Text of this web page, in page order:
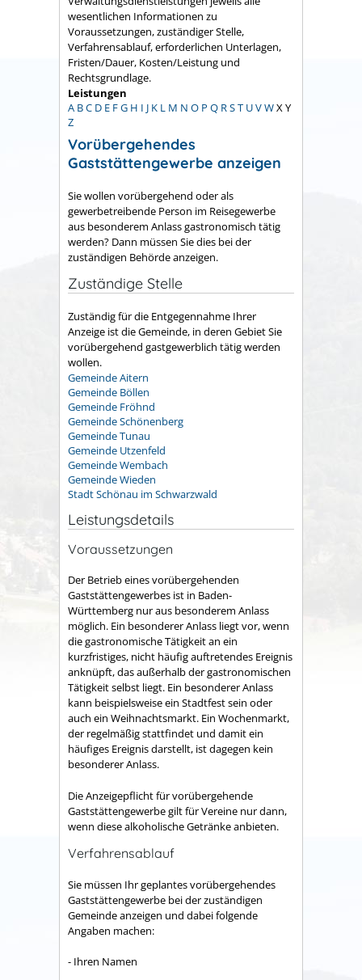
wesentlichen Informationen zu
Voraussetzungen, zuständiger Stelle,
Verfahrensablauf, erforderlichen Unterlagen,
Fristen/Dauer, Kosten/Leistung und
Rechtsgrundlage.
Leistungen
A BC D E FG H I J K L M N O P Q RST UVWX Y
Z
Vorübergehendes
Gaststättengewerbe anzeigen
Sie wollen vorübergehend oder als
gewerbetreibende Person im Reisegewerbe
aus besonderem Anlass gastronomisch tätig
werden? Dann müssen Sie dies bei der
zuständigen Behörde anzeigen.
Zuständige Stelle
Zuständig für die Entgegennahme Ihrer
Anzeige ist die Gemeinde, in deren Gebiet Sie
vorübergehend gastgewerblich tätig werden
wollen.
Gemeinde Aitern
Gemeinde Böllen
Gemeinde Fröhnd
Gemeinde Schönenberg
Gemeinde Tunau
Gemeinde Utzenfeld
Gemeinde Wembach
Gemeinde Wieden
Stadt Schönau im Schwarzwald
Leistungsdetails
Voraussetzungen
Der Betrieb eines vorübergehenden
Gaststättengewerbes ist in Baden-
Württemberg nur aus besonderem Anlass
möglich. Ein besonderer Anlass liegt vor, wenn
die gastronomische Tätigkeit an ein
kurzfristiges, nicht häufig auftretendes Ereignis
anknüpft, das außerhalb der gastronomischen
Tätigkeit selbst liegt. Ein besonderer Anlass
kann beispielsweise ein Stadtfest sein oder
auch ein Weihnachtsmarkt. Ein Wochenmarkt,
der regelmäßig stattfindet und damit ein
häufiges Ereignis darstellt, ist dagegen kein
besonderer Anlass.
Die Anzeigepflicht für vorübergehende
Gaststättengewerbe gilt für Vereine nur dann,
wenn diese alkoholische Getränke anbieten.
Verfahrensablauf
Sie müssen Ihr geplantes vorübergehendes
Gaststättengewerbe bei der zuständigen
Gemeinde anzeigen und dabei folgende
Angaben machen:
- Ihren Namen